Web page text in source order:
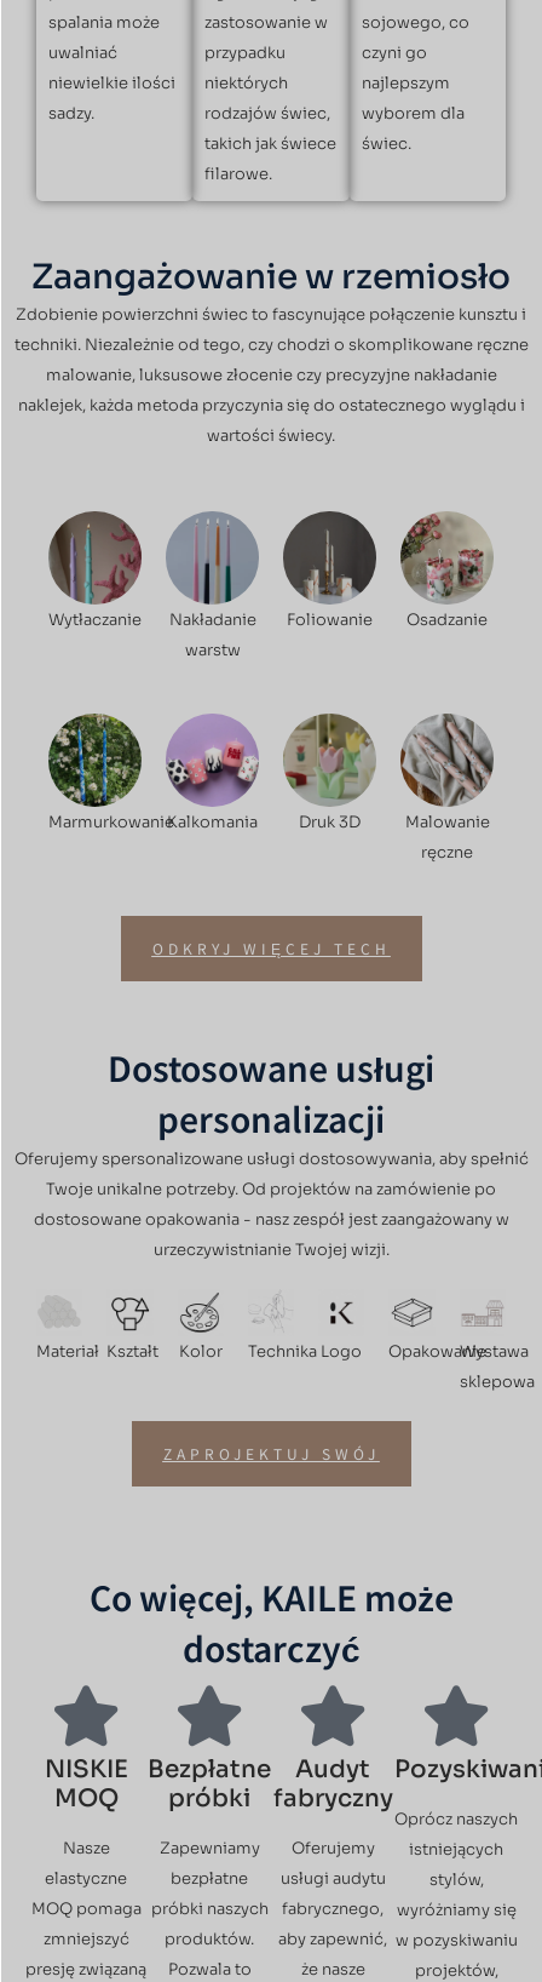
spalania może
uwalniać
niewielkie ilości
sadzy.
zastosowanie w
przypadku
niektórych
rodzajów świec,
takich jak świece
filarowe.
sojowego, co
czyni go
najlepszym
wyborem dla
świec.
Zaangażowanie w rzemiosło
Zdobienie powierzchni świec to fascynujące połączenie kunsztu i
techniki. Niezależnie od tego, czy chodzi o skomplikowane ręczne
malowanie, luksusowe złocenie czy precyzyjne nakładanie
naklejek, każda metoda przyczynia się do ostatecznego wyglądu i
wartości świecy.
Wytłaczanie
Nakładanie
warstw
Foliowanie Osadzanie
MarmurkowanieKalkomania Druk 3D
Malowanie
ręczne
ODKRYJ WIĘCEJ TECH
Dostosowane usługi
personalizacji
Oferujemy spersonalizowane usługi dostosowywania, aby spełnić
Twoje unikalne potrzeby. Od projektów na zamówienie po
dostosowane opakowania - nasz zespół jest zaangażowany w
urzeczywistnianie Twojej wizji.
Materiał Kształt Kolor Technika Logo OpakowanieWystawa
sklepowa
ZAPROJEKTUJ SWÓJ
Co więcej, KAILE może
dostarczyć
NISKIE
MOQ
Nasze
elastyczne
MOQ pomaga
zmniejszyć
presję związaną
Bezpłatne
próbki
Zapewniamy
bezpłatne
próbki naszych
produktów.
Pozwala to
Audyt
fabryczny
Oferujemy
usługi audytu
fabrycznego,
aby zapewnić,
że nasze
Oprócz naszych
istniejących
stylów,
wyróżniamy się
w pozyskiwaniu
projektów,